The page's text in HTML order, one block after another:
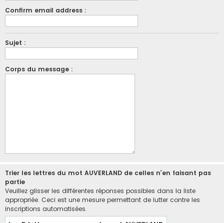
Confirm email address :
Sujet :
Corps du message :
Trier les lettres du mot AUVERLAND de celles n’en faisant pas
partie
Veuillez glisser les différentes réponses possibles dans la liste
appropriée. Ceci est une mesure permettant de lutter contre les
inscriptions automatisées.